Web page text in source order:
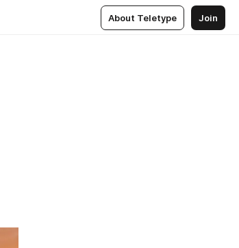
About Teletype Join